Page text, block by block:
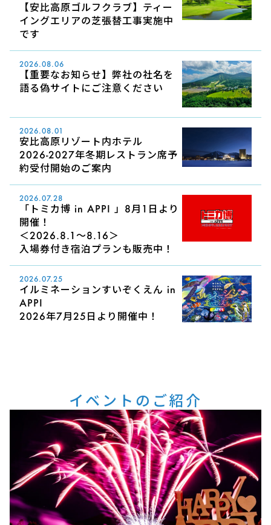
【安比高原ゴルフクラブ】ティー
イングエリアの芝張替工事実施中
です
2026.08.06
【重要なお知らせ】弊社の社名を
語る偽サイトにご注意ください
2026.08.01
安比高原リゾート内ホテル
2026-2027年冬期レストラン席予
約受付開始のご案内
2026.07.28
「トミカ博 in APPI 」8月1日より
開催！
＜2026.8.1～8.16＞
入場券付き宿泊プランも販売中！
2026.07.25
イルミネーションすいぞくえん in
APPI
2026年7月25日より開催中！
イベントのご紹介